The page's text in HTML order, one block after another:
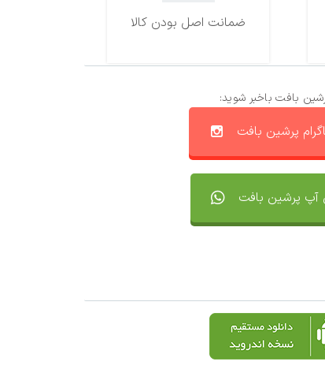
ضمانت اصل بودن کالا
بافت باخبر شوید:
پرشین بافت
آپ پرشین بافت